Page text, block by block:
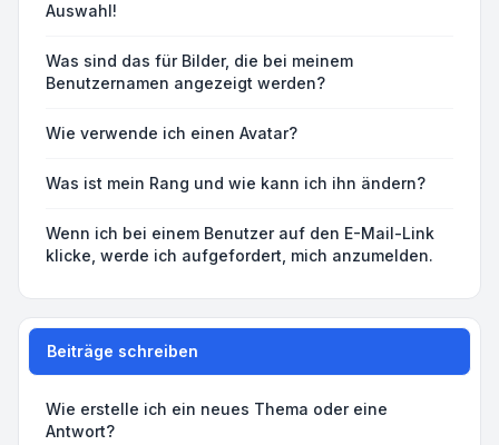
Auswahl!
Was sind das für Bilder, die bei meinem
Benutzernamen angezeigt werden?
Wie verwende ich einen Avatar?
Was ist mein Rang und wie kann ich ihn ändern?
Wenn ich bei einem Benutzer auf den E-Mail-Link
klicke, werde ich aufgefordert, mich anzumelden.
Beiträge schreiben
Wie erstelle ich ein neues Thema oder eine
Antwort?